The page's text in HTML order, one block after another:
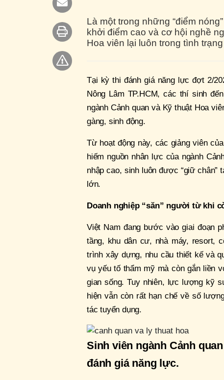
Là một trong những “điểm
khởi điểm cao và cơ hội nghề
Hoa viên lại luôn trong tình trạng
Tại kỳ thi đánh giá năng lực đợt 2/
Nông Lâm TP.HCM, các thí sinh
ngành Cảnh quan và Kỹ thuật Hoa
gàng, sinh động.
Từ hoạt động này, các giảng viên
hiếm nguồn nhân lực của ngành
nhập cao, sinh luôn được “giữ
lớn.
Doanh nghiệp “săn” người từ khi
Việt Nam đang bước vào giai đoạn
tầng, khu dân cư, nhà máy, resort,
trình xây dựng, nhu cầu thiết kế và
vụ yếu tố thẩm mỹ mà còn gắn liền
gian sống. Tuy nhiên, lực lượng kỹ
hiện vẫn còn rất hạn chế về số
tác tuyển dụng.
Sinh viên ngành Cảnh
đánh giá năng lực.